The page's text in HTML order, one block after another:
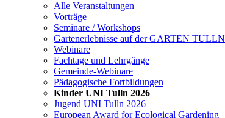
Alle Veranstaltungen
Vorträge
Seminare / Workshops
Gartenerlebnisse auf der GARTEN TULLN
Webinare
Fachtage und Lehrgänge
Gemeinde-Webinare
Pädagogische Fortbildungen
Kinder UNI Tulln 2026
Jugend UNI Tulln 2026
European Award for Ecological Gardening